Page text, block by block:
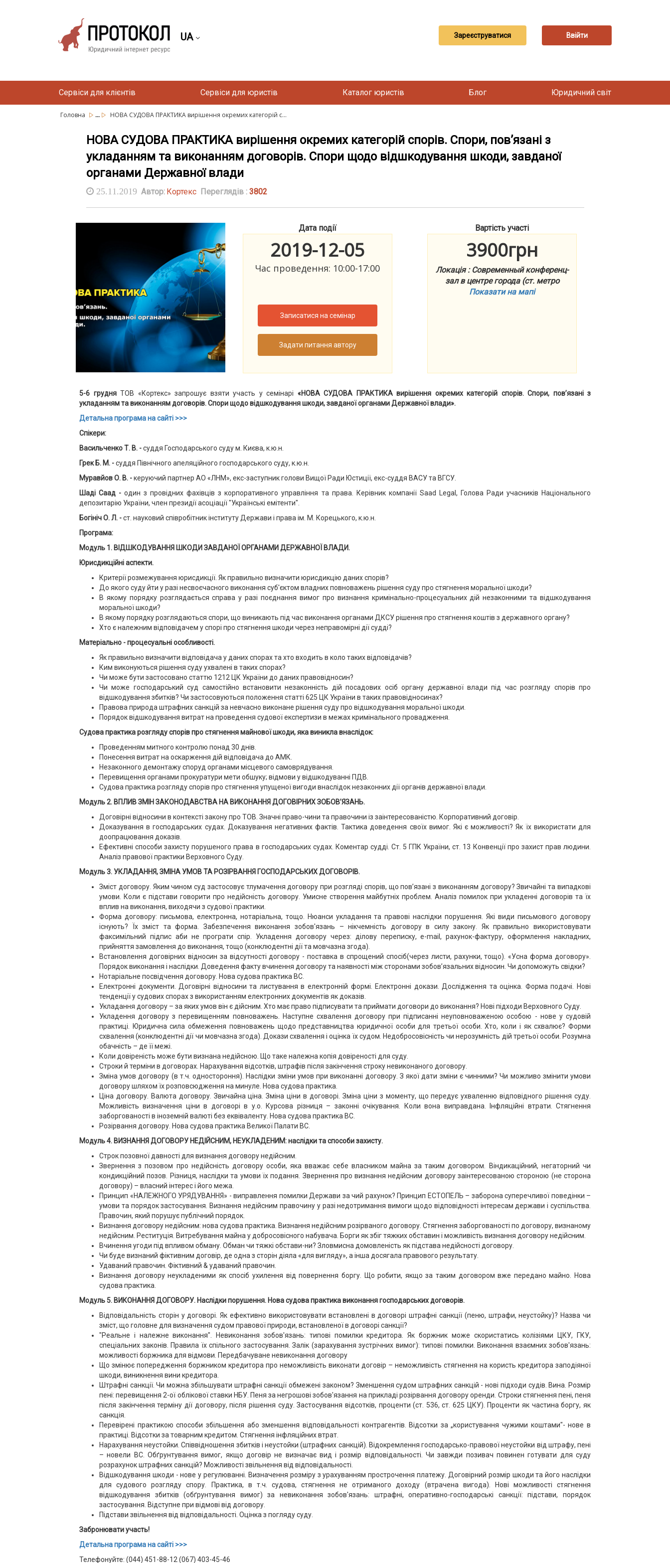
UA Зареєструватися Ввійти
Сервіси для клієнтів Сервіси для юристів Каталог юристів Блог Юридичний світ
Головна ... НОВА СУДОВА ПРАКТИКА вирішення окремих категорій с...
НОВА СУДОВА ПРАКТИКА вирішення окремих категорій спорів. Спори, пов’язані з
укладанням та виконанням договорів. Спори щодо відшкодування шкоди, завданої
органами Державної влади
25.11.2019 Автор: Кортекс Переглядів : 3802
Дата події
2019-12-05
Час проведення: 10:00-17:00
Записатися на семінар
Задати питання автору
Вартість участі
3900грн
Локація : Современный конференц-
зал в центре города (ст. метро
Показати на мапі
5-6 грудня ТОВ «Кортекс» запрошує взяти участь у семінарі «НОВА СУДОВА ПРАКТИКА вирішення окремих категорій спорів. Спори, пов’язані з
укладанням та виконанням договорів. Спори щодо відшкодування шкоди, завданої органами Державної влади».
Детальна програма на сайті >>>
Спікери:
Васильченко Т. В. -суддя Господарського суду м. Києва, к.ю.н.
Грек Б. М. -суддя Північного апеляційного господарського суду, к.ю.н.
Муравйов О. В. -керуючий партнер АО «ЛНМ», екс-заступник голови Вищої Ради Юстиції, екс-суддя ВАСУ та ВГСУ.
Шаді Саад -один з провідних фахівців з корпоративного управління та права. Керівник компанії Saad Legal, Голова Ради учасників Національного
депозитарію України, член президії асоціації "Українські емітенти".
Богініч О. Л. -ст. науковий співробітник інституту Держави і права ім. М. Корецького, к.ю.н.
Програма:
Модуль 1. ВІДШКОДУВАННЯ ШКОДИ ЗАВДАНОЇ ОРГАНАМИ ДЕРЖАВНОЇ ВЛАДИ.
Юрисдикційні аспекти.
Критерії розмежування юрисдикції. Як правильно визначити юрисдикцію даних спорів?
До якого суду йти у разі несвоєчасного виконання суб'єктом владних повноважень рішення суду про стягнення моральної шкоди?
В якому порядку розглядається справа у разі поєднання вимог про визнання кримінально-процесуальних дій незаконними та відшкодування
моральної шкоди?
В якому порядку розглядаються спори, що виникають під час виконання органами ДКСУ рішення про стягнення коштів з державного органу?
Хто є належним відповідачем у спорі про стягнення шкоди через неправомірні дії судді?
Матеріально - процесуальні особливості.
Як правильно визначити відповідача у даних спорах та хто входить в коло таких відповідачів?
Ким виконуються рішення суду ухвалені в таких спорах?
Чи може бути застосовано статтю 1212 ЦК України до даних правовідносин?
Чи може господарський суд самостійно встановити незаконність дій посадових осіб органу державної влади під час розгляду спорів про
відшкодування збитків? Чи застосовуються положення статті 625 ЦК України в таких правовідносинах?
Правова природа штрафних санкцій за невчасно виконане рішення суду про відшкодування моральної шкоди.
Порядок відшкодування витрат на проведення судової експертизи в межах кримінального провадження.
Судова практика розгляду спорів про стягнення майнової шкоди, яка виникла внаслідок:
Проведенням митного контролю понад 30 днів.
Понесення витрат на оскарження дій відповідача до АМК.
Незаконного демонтажу споруд органами місцевого самоврядування.
Перевищення органами прокуратури мети обшуку; відмови у відшкодуванні ПДВ.
Судова практика розгляду спорів про стягнення упущеної вигоди внаслідок незаконних дії органів державної влади.
Модуль 2. ВПЛИВ ЗМІН ЗАКОНОДАВСТВА НА ВИКОНАННЯ ДОГОВІРНИХ ЗОБОВ’ЯЗАНЬ.
Договірні відносини в контексті закону про ТОВ. Значні право-чини та правочини із заінтересованістю. Корпоративний договір.
Доказування в господарських судах. Доказування негативних фактів. Тактика доведення своїх вимог. Які є можливості? Як їх використати для
доопрацювання доказів.
Ефективні способи захисту порушеного права в господарських судах. Коментар судді. Ст. 5 ГПК України, ст. 13 Конвенції про захист прав людини.
Аналіз правової практики Верховного Суду.
Модуль 3. УКЛАДАННЯ, ЗМІНА УМОВ ТА РОЗІРВАННЯ ГОСПОДАРСЬКИХ ДОГОВОРІВ.
Зміст договору. Яким чином суд застосовує тлумачення договору при розгляді спорів, що пов’язані з виконанням договору? Звичайні та випадкові
умови. Коли є підстави говорити про недійсність договору. Умисне створення майбутніх проблем. Аналіз помилок при укладенні договорів та їх
вплив на виконання, виходячи з судової практики.
Форма договору: письмова, електронна, нотаріальна, тощо. Нюанси укладання та правові наслідки порушення. Які види письмового договору
існують? Їх зміст та форма. Забезпечення виконання зобов'язань – нікчемність договору в силу закону. Як правильно використовувати
факсимільний підпис аби не програти спір. Укладення договору через: ділову переписку, е-mail, рахунок-фактуру, оформлення накладних,
прийняття замовлення до виконання, тощо (конклюдентні дії та мовчазна згода).
Встановлення договірних відносин за відсутності договору - поставка в спрощений спосіб(через листи, рахунки, тощо). «Усна форма договору».
Порядок виконання і наслідки. Доведення факту вчинення договору та наявності між сторонами зобов’язальних відносин. Чи допоможуть свідки?
Нотаріальне посвідчення договору. Нова судова практика ВС.
Електронні документи. Договірні відносини та листування в електронній формі. Електронні докази. Дослідження та оцінка. Форма подачі. Нові
тенденції у судових спорах з використанням електронних документів як доказів.
Укладання договору – за яких умов він є дійсним. Хто має право підписувати та приймати договори до виконання? Нові підходи Верховного Суду.
Укладення договору з перевищенням повноважень. Наступне схвалення договору при підписанні неуповноваженою особою - нове у судовій
практиці. Юридична сила обмеження повноважень щодо представництва юридичної особи для третьої особи. Хто, коли і як схвалює? Форми
схвалення (конклюдентні дії чи мовчазна згода). Докази схвалення і оцінка їх судом. Недобросовісність чи нерозумність дій третьої особи. Розумна
обачність – де її межі.
Коли довіреність може бути визнана недійсною. Що таке належна копія довіреності для суду.
Строки й терміни в договорах. Нарахування відсотків, штрафів після закінчення строку невиконаного договору.
Зміна умов договору (в т.ч. одностороння). Наслідки зміни умов при виконанні договору. З якої дати зміни є чинними? Чи можливо змінити умови
договору шляхом їх розповсюдження на минуле. Нова судова практика.
Ціна договору. Валюта договору. Звичайна ціна. Зміна ціни в договорі. Зміна ціни з моменту, що передує ухваленню відповідного рішення суду.
Можливість визначення ціни в договорі в у.о. Курсова різниця – законні очікування. Коли вона виправдана. Інфляційні втрати. Стягнення
заборгованості в іноземній валюті без еквіваленту. Нова судова практика ВС.
Розірвання договору. Нова судова практика Великої Палати ВС.
Модуль 4. ВИЗНАННЯ ДОГОВОРУ НЕДІЙСНИМ, НЕУКЛАДЕНИМ: наслідки та способи захисту.
Строк позовної давності для визнання договору недійсним.
Звернення з позовом про недійсність договору особи, яка вважає себе власником майна за таким договором. Віндикаційний, негаторний чи
кондикційний позов. Різниця, наслідки та умови їх подання. Звернення про визнання недійсним договору заінтересованою стороною (не сторона
договору) – власний інтерес і його межа.
Принцип «НАЛЕЖНОГО УРЯДУВАННЯ» - виправлення помилки Держави за чий рахунок? Принцип ЕСТОПЕЛЬ – заборона суперечливої поведінки –
умови та порядок застосування. Визнання недійсним правочину у разі недотримання вимоги щодо відповідності інтересам держави і суспільства.
Правочин, який порушує публічний порядок.
Визнання договору недійсним: нова судова практика. Визнання недійсним розірваного договору. Стягнення заборгованості по договору, визнаному
недійсним. Реституція. Витребування майна у добросовісного набувача. Борги як збіг тяжких обставин і можливість визнання договору недійсним.
Вчинення угоди під впливом обману. Обман чи тяжкі обстави-ни? Зловмисна домовленість як підстава недійсності договору.
Чи буде визнаний фіктивним договір, де одна з сторін діяла «для вигляду», а інша досягала правового результату.
Удаваний правочин. Фіктивний & удаваний правочин.
Визнання договору неукладеними як спосіб ухилення від повернення боргу. Що робити, якщо за таким договором вже передано майно. Нова
судова практика.
Модуль 5. ВИКОНАННЯ ДОГОВОРУ. Наслідки порушення. Нова судова практика виконання господарських договорів.
Відповідальність сторін у договорі. Як ефективно використовувати встановлені в договорі штрафні санкції (пеню, штрафи, неустойку)? Назва чи
зміст, що головне для визначення судом правової природи, встановленої в договорі санкції?
"Реальне і належне виконання". Невиконання зобов'язань: типові помилки кредитора. Як боржник може скористатись колізіями ЦКУ, ГКУ,
спеціальних законів. Правила їх спільного застосування. Залік (зарахування зустрічних вимог): типові помилки. Виконання взаємних зобов'язань:
можливості боржника для відмови. Передбачуване невиконання договору
Що змінює попередження боржником кредитора про неможливість виконати договір – неможливість стягнення на користь кредитора заподіяної
шкоди, виникнення вини кредитора.
Штрафні санкції. Чи можна збільшувати штрафні санкції обмежені законом? Зменшення судом штрафних санкцій - нові підходи судів. Вина. Розмір
пені: перевищення 2-ої облікової ставки НБУ. Пеня за негрошові зобов'язання на прикладі розірвання договору оренди. Строки стягнення пені, пеня
після закінчення терміну дії договору, після рішення суду. Застосування відсотків, проценти (ст. 536, ст. 625 ЦКУ). Проценти як частина боргу, як
санкція.
Перевірені практикою способи збільшення або зменшення відповідальності контрагентів. Відсотки за „користування чужими коштами"- нове в
практиці. Відсотки за товарним кредитом. Стягнення інфляційних втрат.
Нарахування неустойки. Співвідношення збитків і неустойки (штрафних санкцій). Відокремлення господарсько-правової неустойки від штрафу, пені
– новели ВС. Обґрунтування вимог, якщо договір не визначає вид і розмір відповідальності. Чи завжди позивач повинен готувати для суду
розрахунок штрафних санкцій? Можливості звільнення від відповідальності.
Відшкодування шкоди - нове у регулюванні. Визначення розміру з урахуванням прострочення платежу. Договірний розмір шкоди та його наслідки
для судового розгляду спору. Практика, в т.ч. судова, стягнення не отриманого доходу (втрачена вигода). Нові можливості стягнення
відшкодування збитків (обґрунтування вимог) за невиконання зобов'язань: штрафні, оперативно-господарські санкції: підстави, порядок
застосування. Відступне при відмові від договору.
Підстави звільнення від відповідальності. Оцінка з погляду суду.
Забронювати участь!
Детальна програма на сайті >>>
Телефонуйте: (044) 451-88-12 (067) 403-45-46